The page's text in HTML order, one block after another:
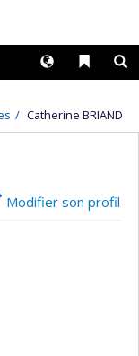
Liens
Langues
Catherine BRIAND
Modifier son profil